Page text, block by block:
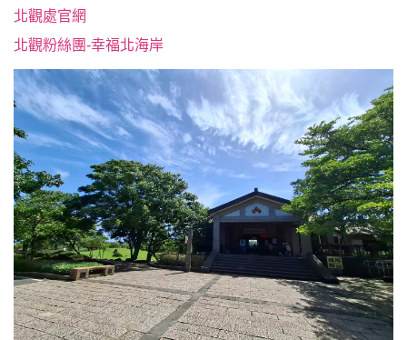
北觀處官網
北觀粉絲團-幸福北海岸